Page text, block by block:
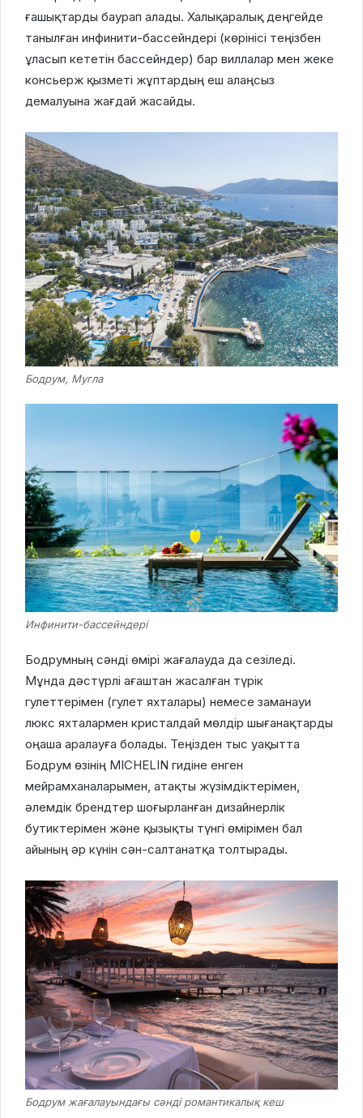
ғашықтарды баурап алады. Халықаралық деңгейде
танылған инфинити-бассейндері (көрінісі теңізбен
ұласып кететін бассейндер) бар виллалар мен жеке
консьерж қызметі жұптардың еш алаңсыз
демалуына жағдай жасайды.
Бодрум, Мугла
Инфинити-бассейндері
Бодрумның сәнді өмірі жағалауда да сезіледі.
Мұнда дәстүрлі ағаштан жасалған түрік
гулеттерімен (гулет яхталары) немесе заманауи
люкс яхталармен кристалдай мөлдір шығанақтарды
оңаша аралауға болады. Теңізден тыс уақытта
Бодрум өзінің MICHELIN гидіне енген
мейрамханаларымен, атақты жүзімдіктерімен,
әлемдік брендтер шоғырланған дизайнерлік
бутиктерімен және қызықты түнгі өмірімен бал
айының әр күнін сән-салтанатқа толтырады.
Бодрум жағалауындағы сәнді романтикалық кеш